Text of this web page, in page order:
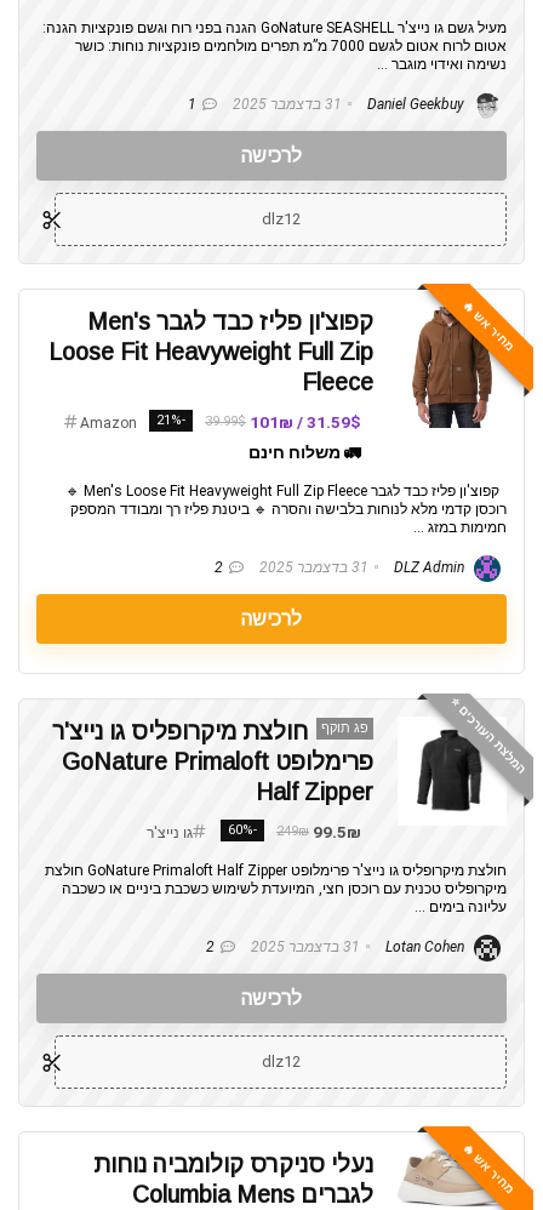
מעיל גשם גו נייצ'ר GoNature SEASHELL הגנה בפני רוח וגשם פונקציות הגנה:
אטום לרוח אטום לגשם 7000 מ”מ תפרים מולחמים פונקציות נוחות: כושר
נשימה ואידוי מוגבר ...
31 בדצמבר 2025 1
לרכישה
dlz12
מחיר אש 🔥
קפוצ'ון פליז כבד לגבר Men's
Loose Fit Heavyweight Full Zip
Fleece
31.59$ / 101₪
39.99$
-21%
Amazon
🚛 משלוח חינם
קפוצ'ון פליז כבד לגבר Men's Loose Fit Heavyweight Full Zip Fleece 🔹
רוכסן קדמי מלא לנוחות בלבישה והסרה 🔹 ביטנת פליז רך ומבודד המספק
חמימות במזג ...
31 בדצמבר 2025 2
לרכישה
המלצת העורכים ⭐️ פג תוקף
חולצת מיקרופליס גו נייצ'ר
פרימלופט GoNature Primaloft
Half Zipper
99.5₪
249₪
-60% גו נייצ'ר
חולצת מיקרופליס גו נייצ'ר פרימלופט GoNature Primaloft Half Zipper חולצת
מיקרופליס טכנית עם רוכסן חצי, המיועדת לשימוש כשכבת ביניים או כשכבה
עליונה בימים ...
31 בדצמבר 2025 2
לרכישה
dlz12
מחיר אש 🔥
נעלי סניקרס קולומביה נוחות
לגברים Columbia Mens